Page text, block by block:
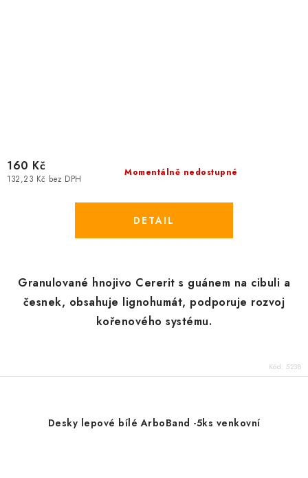
Momentálně nedostupné
132,23 Kč bez DPH
160 Kč
Granulované hnojivo Cererit s guánem na cibuli a
česnek, obsahuje lignohumát, podporuje rozvoj
kořenového systému.
Kód: 5238
Desky lepové bílé ArboBand -5ks venkovní